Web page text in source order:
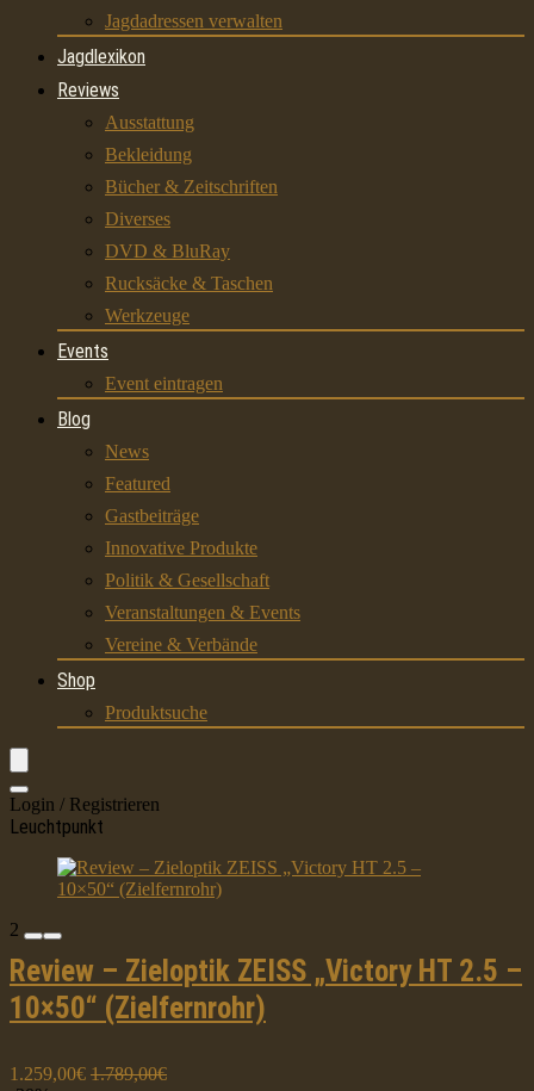
Jagdadressen verwalten
Jagdlexikon
Reviews
Ausstattung
Bekleidung
Bücher & Zeitschriften
Diverses
DVD & BluRay
Rucksäcke & Taschen
Werkzeuge
Events
Event eintragen
Blog
News
Featured
Gastbeiträge
Innovative Produkte
Politik & Gesellschaft
Veranstaltungen & Events
Vereine & Verbände
Shop
Produktsuche
Login / Registrieren
Leuchtpunkt
2
Review – Zieloptik ZEISS „Victory HT 2.5 –
10×50“ (Zielfernrohr)
1.259,00€ 1.789,00€